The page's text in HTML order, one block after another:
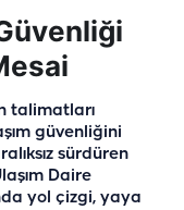
talimatları
güvenliğini
sürdüren
Daire
yol çizgi, yaya